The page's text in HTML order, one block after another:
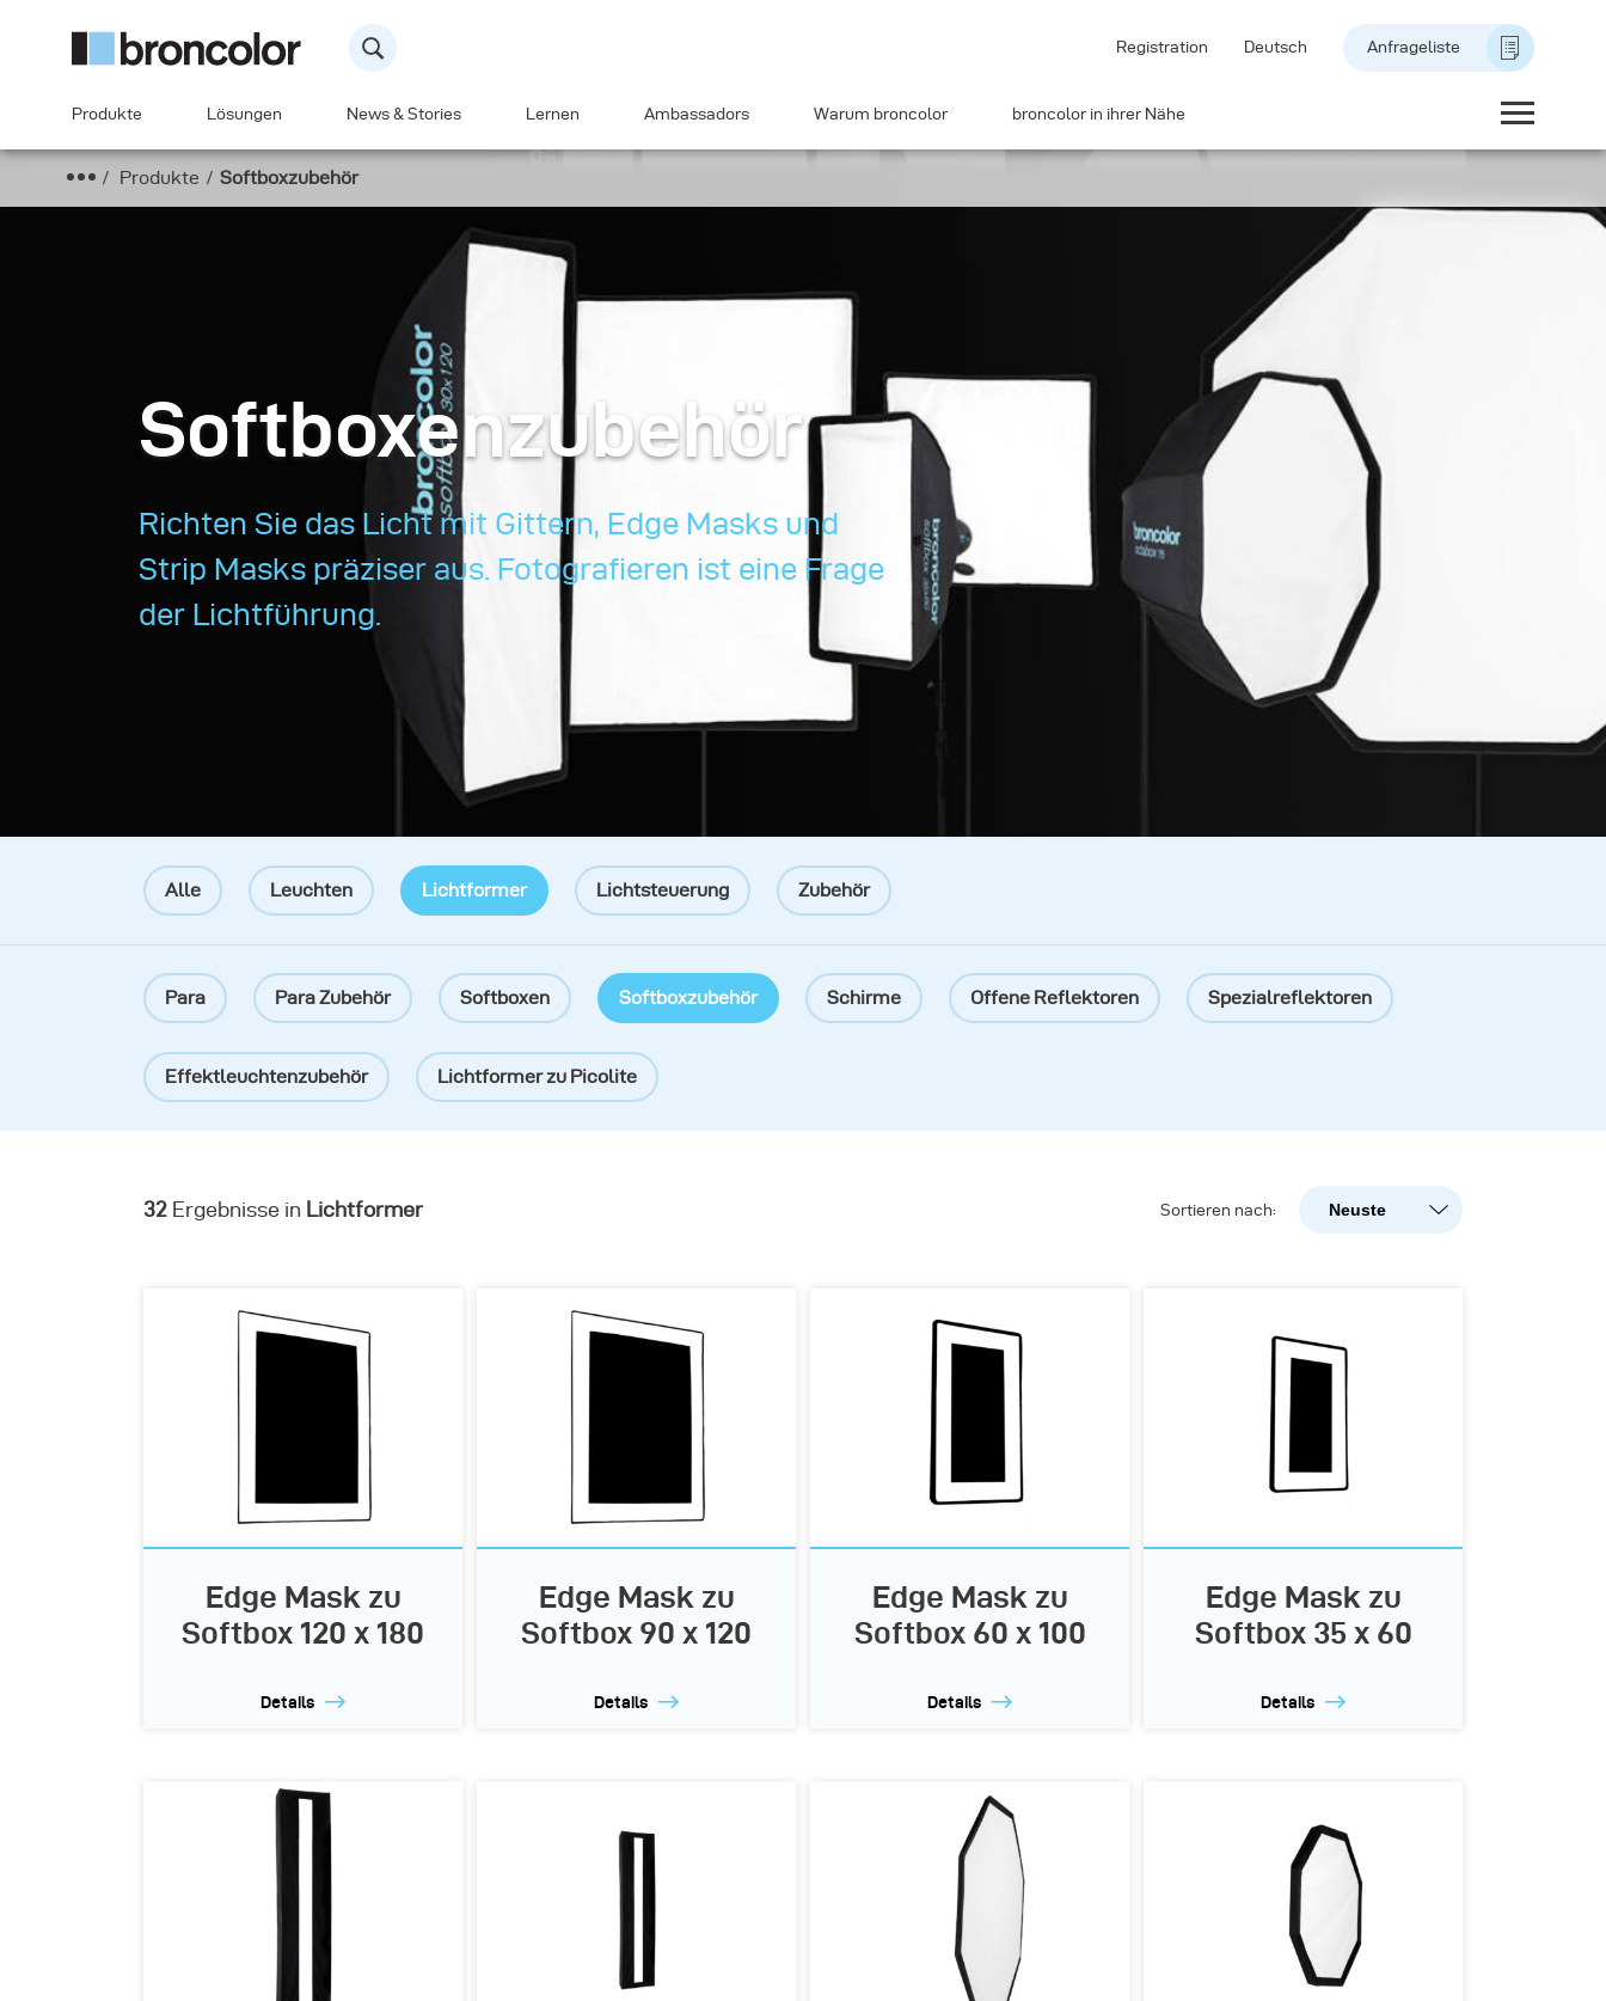
Registration Deutsch Anfrageliste
Produkte Lösungen News & Stories Lernen Ambassadors Warum broncolor broncolor in ihrer Nähe
Produkte Softboxzubehör
Softboxenzubehör
Richten Sie das Licht mit Gittern, Edge Masks und
Strip Masks präziser aus. Fotografieren ist eine Frage
der Lichtführung.
Alle Leuchten Lichtformer Lichtsteuerung Zubehör
Para Para Zubehör Softboxen Softboxzubehör Schirme Offene Reflektoren Spezialreflektoren
Effektleuchtenzubehör Lichtformer zu Picolite
32 Ergebnisse in Lichtformer Sortieren nach: Neuste
Neuste
Z-A
Edge Mask zu
Softbox 120 x 180
Details
Edge Mask zu
Softbox 90 x 120
Details
Edge Mask zu
Softbox 60 x 100
Details
Edge Mask zu
Softbox 35 x 60
Details